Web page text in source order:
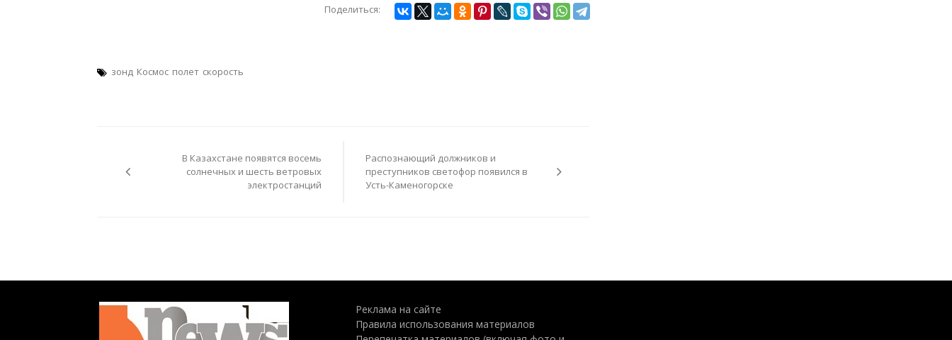
Поделиться:
зонд Космос полет скорость
записям
В Казахстане появятся восемь
солнечных и шесть ветровых
электростанций
Распознающий должников и
преступников светофор появился в
Усть-Каменогорске
Реклама на сайте
Правила использования материалов